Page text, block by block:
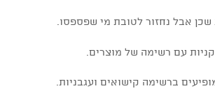
שכן אבל נחזור לטובת מי שפספסו.
עם רשימה של מוצרים.
ברשימה קישואים ועגבניות.